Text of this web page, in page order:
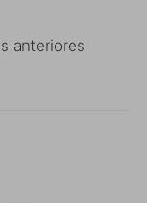
anteriores